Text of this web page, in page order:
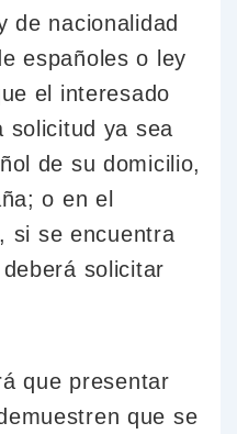
de nacionalidad
españoles o ley
el interesado
solicitud ya sea
de su domicilio,
o en el
si se encuentra
solicitar
que presentar
que se